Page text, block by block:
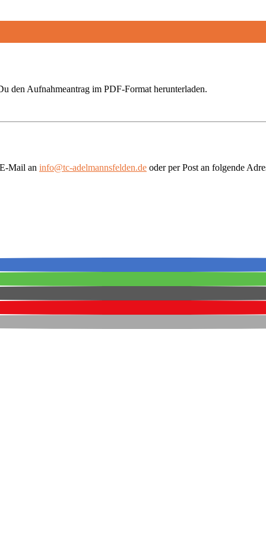
den Aufnahmeantrag im PDF-Format herunterladen.
Mail an info@tc-adelmannsfelden.de oder per Post an folgende